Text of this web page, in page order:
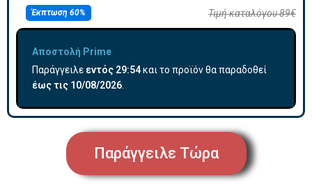
Έκπτωση 60% Τιμή καταλόγου 89€
Αποστολή Prime
Παράγγειλε εντός 29:53και το προϊόν θα παραδοθεί
έως τις 10/08/2026
Παράγγειλε Τώρα